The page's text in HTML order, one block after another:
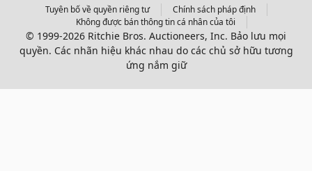
Tuyên bố về quyền riêng tư
Chính sách pháp định
Không được bán thông tin cá nhân của tôi
© 1999-2026 Ritchie Bros. Auctioneers, Inc. Bảo lưu mọi
quyền. Các nhãn hiệu khác nhau do các chủ sở hữu tương
ứng nắm giữ